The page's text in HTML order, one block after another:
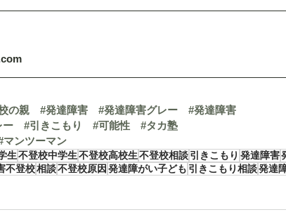
の親 #発達障害 #発達障害グレー
#発達障害
ー #引きこもり #可能性
#タカ塾
マンツーマン
生不登校中学生不登校高校生不登校相談引きこもり 発達障害
不登校相談不登校原因 発達障がい子ども 引きこもり相談発達